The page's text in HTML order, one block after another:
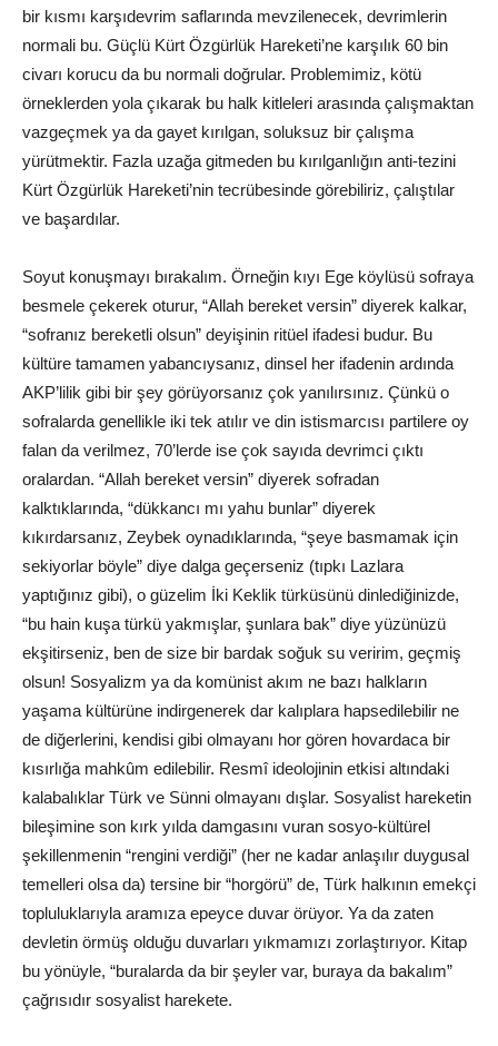
bir kısmı karşıdevrim saflarında mevzilenecek, devrimlerin
normali bu. Güçlü Kürt Özgürlük Hareketi’ne karşılık 60 bin
civarı korucu da bu normali doğrular. Problemimiz, kötü
örneklerden yola çıkarak bu halk kitleleri arasında çalışmaktan
vazgeçmek ya da gayet kırılgan, soluksuz bir çalışma
yürütmektir. Fazla uzağa gitmeden bu kırılganlığın anti-tezini
Kürt Özgürlük Hareketi’nin tecrübesinde görebiliriz, çalıştılar
ve başardılar.
Soyut konuşmayı bırakalım. Örneğin kıyı Ege köylüsü sofraya
besmele çekerek oturur, “Allah bereket versin” diyerek kalkar,
“sofranız bereketli olsun” deyişinin ritüel ifadesi budur. Bu
kültüre tamamen yabancıysanız, dinsel her ifadenin ardında
AKP’lilik gibi bir şey görüyorsanız çok yanılırsınız. Çünkü o
sofralarda genellikle iki tek atılır ve din istismarcısı partilere oy
falan da verilmez, 70’lerde ise çok sayıda devrimci çıktı
oralardan. “Allah bereket versin” diyerek sofradan
kalktıklarında, “dükkancı mı yahu bunlar” diyerek
kıkırdarsanız, Zeybek oynadıklarında, “şeye basmamak için
sekiyorlar böyle” diye dalga geçerseniz (tıpkı Lazlara
yaptığınız gibi), o güzelim İki Keklik türküsünü dinlediğinizde,
“bu hain kuşa türkü yakmışlar, şunlara bak” diye yüzünüzü
ekşitirseniz, ben de size bir bardak soğuk su veririm, geçmiş
olsun! Sosyalizm ya da komünist akım ne bazı halkların
yaşama kültürüne indirgenerek dar kalıplara hapsedilebilir ne
de diğerlerini, kendisi gibi olmayanı hor gören hovardaca bir
kısırlığa mahkûm edilebilir. Resmî ideolojinin etkisi altındaki
kalabalıklar Türk ve Sünni olmayanı dışlar. Sosyalist hareketin
bileşimine son kırk yılda damgasını vuran sosyo-kültürel
şekillenmenin “rengini verdiği” (her ne kadar anlaşılır duygusal
temelleri olsa da) tersine bir “horgörü” de, Türk halkının emekçi
topluluklarıyla aramıza epeyce duvar örüyor. Ya da zaten
devletin örmüş olduğu duvarları yıkmamızı zorlaştırıyor. Kitap
bu yönüyle, “buralarda da bir şeyler var, buraya da bakalım”
çağrısıdır sosyalist harekete.